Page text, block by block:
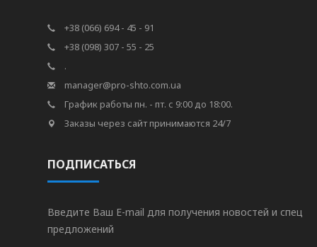
+38 (066) 694 - 45 - 91
+38 (098) 307 - 55 - 25
.
manager@pro-shto.com.ua
График работы пн. - пт. с 9:00 до 18:00.
Заказы через сайт принимаются 24/7
ПОДПИСАТЬСЯ
Введите Ваш E-mail для получения новостей и спец
предложений